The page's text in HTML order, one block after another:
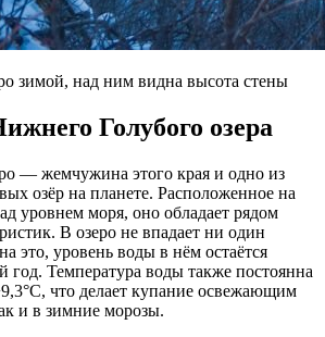
зимой, над ним видна высота стены
Голубого озера
— жемчужина этого края и одно из
озёр на планете. Расположенное на
уровнем моря, оно обладает рядом
В озеро не впадает ни один
это, уровень воды в нём остаётся
Температура воды также постоянна
что делает купание освежающим
и в зимние морозы.